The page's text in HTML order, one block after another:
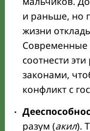
и раньше, но
жизни
Современные
соотнести
законами,
конфликт с
разум (акил).